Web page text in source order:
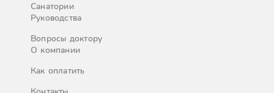
Санатории
Руководства
Вопросы доктору
О компании
Как оплатить